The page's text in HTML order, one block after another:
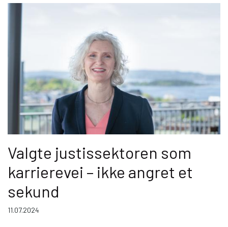
Valgte justissektoren som
karrierevei – ikke angret et
sekund
11.07.2024